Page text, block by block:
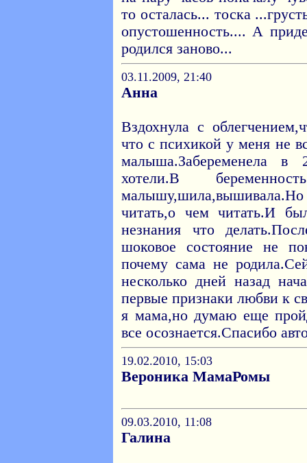
то осталась... тоска
опустошенность.... А
родился заново...
03.11.2009, 21:40
Анна
Вздохнула с
что с психикой у меня не
малыша.Забеременела
хотели.В
малышу,шила,вышивала.Но
читать,о чем читать.И
незнания что
шоковое состояние не
почему сама не
несколько дней назад
первые признаки любви к
я мама,но думаю еще
все осознается.Спасибо
19.02.2010, 15:03
Вероника МамаРомы
09.03.2010, 11:08
Галина